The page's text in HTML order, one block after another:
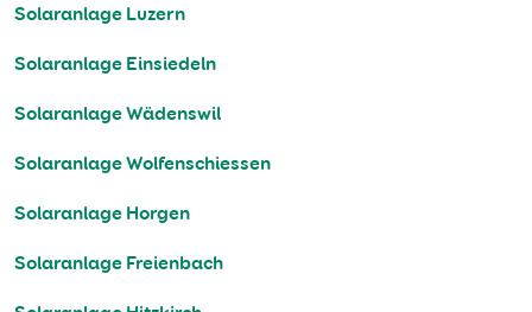
Solaranlage Luzern
Solaranlage Einsiedeln
Solaranlage Wädenswil
Solaranlage Wolfenschiessen
Solaranlage Horgen
Solaranlage Freienbach